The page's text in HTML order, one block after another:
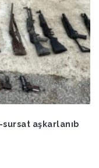
aşkarlanıb